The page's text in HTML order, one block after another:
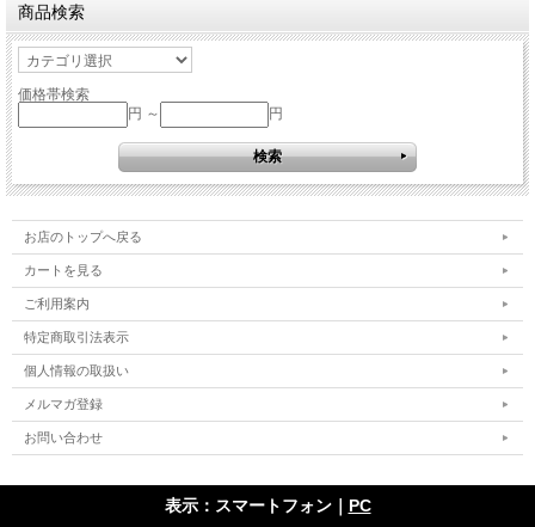
商品検索
価格帯検索
円 ～
円
お店のトップへ戻る
カートを見る
ご利用案内
特定商取引法表示
個人情報の取扱い
メルマガ登録
お問い合わせ
表示：スマートフォン｜ PC